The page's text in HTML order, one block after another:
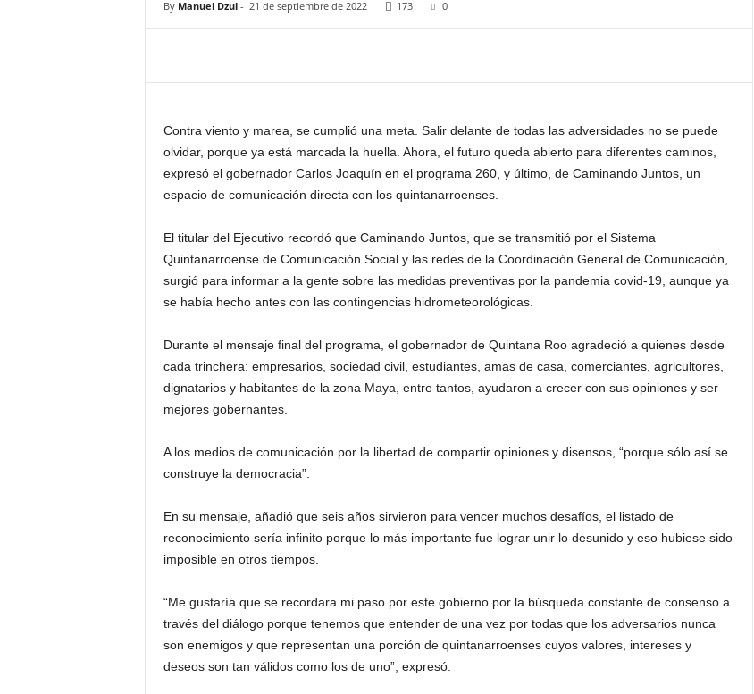
By Manuel Dzul- 21 de septiembre de 2022 173 0
Contra viento y marea, se cumplió una meta. Salir delante de todas las adversidades no se puede
olvidar, porque ya está marcada la huella. Ahora, el futuro queda abierto para diferentes caminos,
expresó el gobernador Carlos Joaquín en el programa 260, y último, de Caminando Juntos, un
espacio de comunicación directa con los quintanarroenses.
El titular del Ejecutivo recordó que Caminando Juntos, que se transmitió por el Sistema
Quintanarroense de Comunicación Social y las redes de la Coordinación General de Comunicación,
surgió para informar a la gente sobre las medidas preventivas por la pandemia covid-19, aunque ya
se había hecho antes con las contingencias hidrometeorológicas.
Durante el mensaje final del programa, el gobernador de Quintana Roo agradeció a quienes desde
cada trinchera: empresarios, sociedad civil, estudiantes, amas de casa, comerciantes, agricultores,
dignatarios y habitantes de la zona Maya, entre tantos, ayudaron a crecer con sus opiniones y ser
mejores gobernantes.
A los medios de comunicación por la libertad de compartir opiniones y disensos, “porque sólo así se
construye la democracia”.
En su mensaje, añadió que seis años sirvieron para vencer muchos desafíos, el listado de
reconocimiento sería infinito porque lo más importante fue lograr unir lo desunido y eso hubiese sido
imposible en otros tiempos.
“Me gustaría que se recordara mi paso por este gobierno por la búsqueda constante de consenso a
través del diálogo porque tenemos que entender de una vez por todas que los adversarios nunca
son enemigos y que representan una porción de quintanarroenses cuyos valores, intereses y
deseos son tan válidos como los de uno”, expresó.